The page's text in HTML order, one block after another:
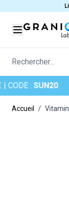
Rechercher...
:SUN20
Accueil /